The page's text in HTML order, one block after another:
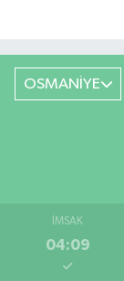
OSMANİYE
İMSAK
04:09